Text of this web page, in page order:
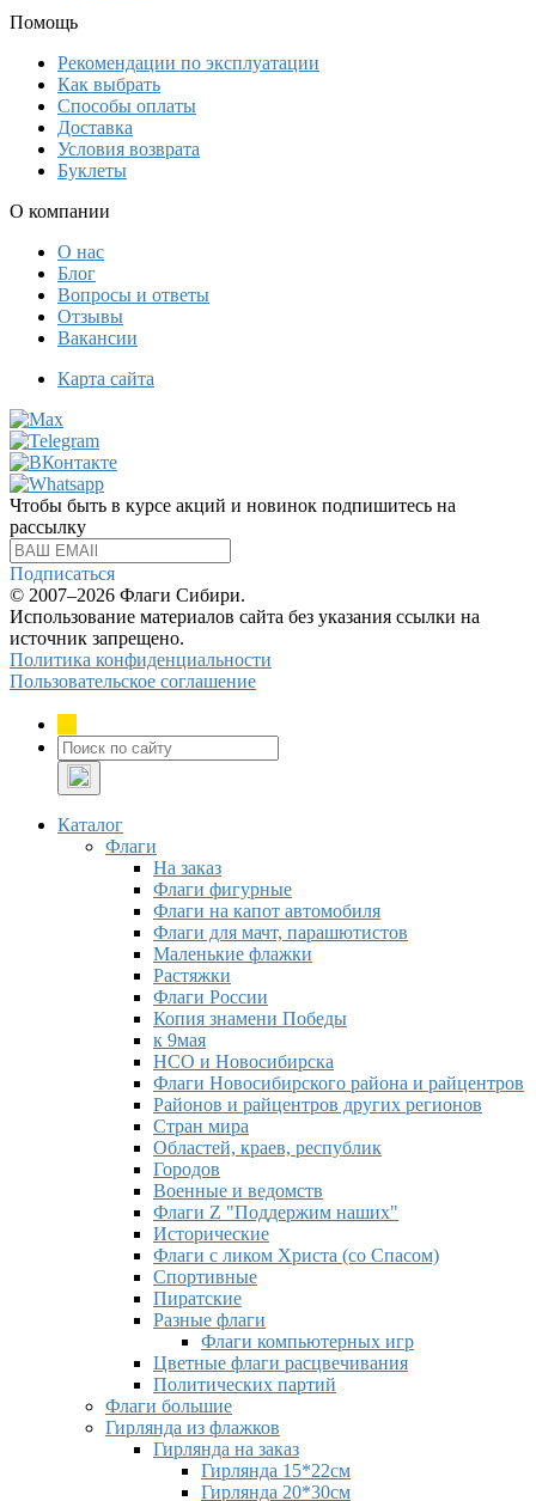
Помощь
Рекомендации по эксплуатации
Как выбрать
Способы оплаты
Доставка
Условия возврата
Буклеты
О компании
О нас
Блог
Вопросы и ответы
Отзывы
Вакансии
Карта сайта
Чтобы быть в курсе акций и новинок подпишитесь на
рассылку
Подписаться
© 2007–2026 Флаги Сибири.
Использование материалов сайта без указания ссылки на
источник запрещено.
Политика конфиденциальности
Пользовательское соглашение
Каталог
Флаги
На заказ
Флаги фигурные
Флаги на капот автомобиля
Флаги для мачт, парашютистов
Маленькие флажки
Растяжки
Флаги России
Копия знамени Победы
к 9мая
НСО и Новосибирска
Флаги Новосибирского района и райцентров
Районов и райцентров других регионов
Стран мира
Областей, краев, республик
Городов
Военные и ведомств
Флаги Z "Поддержим наших"
Исторические
Флаги с ликом Христа (со Спасом)
Спортивные
Пиратские
Разные флаги
Флаги компьютерных игр
Цветные флаги расцвечивания
Политических партий
Флаги большие
Гирлянда из флажков
Гирлянда на заказ
Гирлянда 15*22см
Гирлянда 20*30см